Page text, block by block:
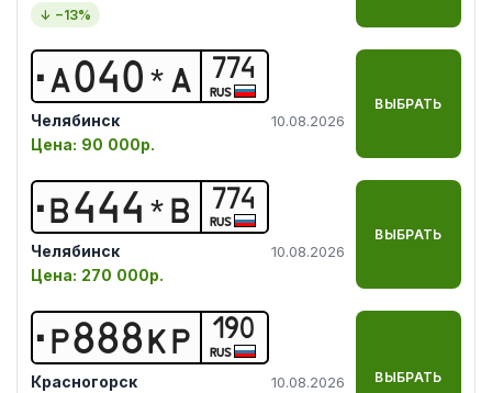
↓ −13%
А040 * А 774
RUS
Челябинск 10.08.2026
Цена: 90 000р.
ВЫБРАТЬ
В444 * В 774
RUS
Челябинск 10.08.2026
Цена: 270 000р.
ВЫБРАТЬ
Р888КР 190
RUS
Красногорск 10.08.2026 ВЫБРАТЬ